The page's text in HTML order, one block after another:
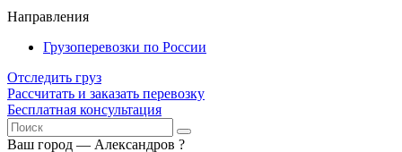
Направления
Грузоперевозки по России
Отследить груз
Рассчитать и заказать перевозку
Бесплатная консультация
Ваш город — Александров ?